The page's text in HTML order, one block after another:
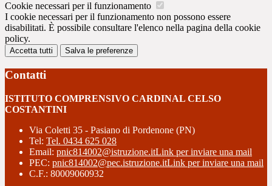
Cookie necessari per il funzionamento
I cookie necessari per il funzionamento non possono essere
disabilitati. È possibile consultare l'elenco nella pagina della cookie
policy.
Accetta tutti Salva le preferenze
Contatti
ISTITUTO COMPRENSIVO CARDINAL CELSO
COSTANTINI
Via Coletti 35 - Pasiano di Pordenone (PN)
Tel: Tel. 0434 625 028
Email: pnic814002@istruzione.itLink per inviare una mail
PEC: pnic814002@pec.istruzione.itLink per inviare una mail
C.F.: 80009060932